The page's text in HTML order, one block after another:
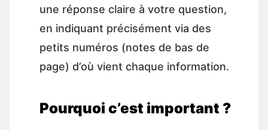
une réponse claire à votre question,
en indiquant précisément via des
petits numéros (notes de bas de
page) d’où vient chaque information.
Pourquoi c’est important ?